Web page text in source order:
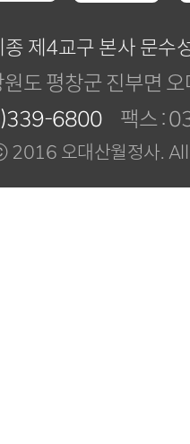
제4교구 본사 문수
도 평창군 진부면
6800 팩스 :
2016 오대산월정사.